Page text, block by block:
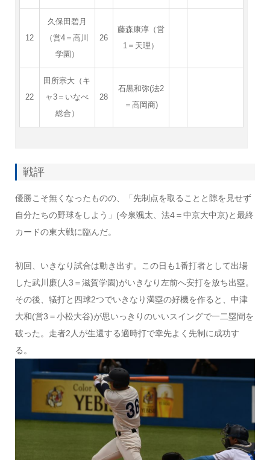
12
久保田碧月
（営4＝高川
学園）
26
藤森康淳（営
1＝天理）
22
田所宗大（キ
ャ3＝いなべ
総合）
28
石黒和弥(法2
＝高岡商)
戦評
優勝こそ無くなったものの、「先制点を取ることと隙を見せず
自分たちの野球をしよう」(今泉颯太、法4＝中京大中京)と最終
カードの東大戦に臨んだ。
初回、いきなり試合は動き出す。この日も1番打者として出場
した武川廉(人3＝滋賀学園)がいきなり左前へ安打を放ち出塁。
その後、犠打と四球2つでいきなり満塁の好機を作ると、中津
大和(営3＝小松大谷)が思いっきりのいいスイングで一二塁間を
破った。走者2人が生還する適時打で幸先よく先制に成功す
る。